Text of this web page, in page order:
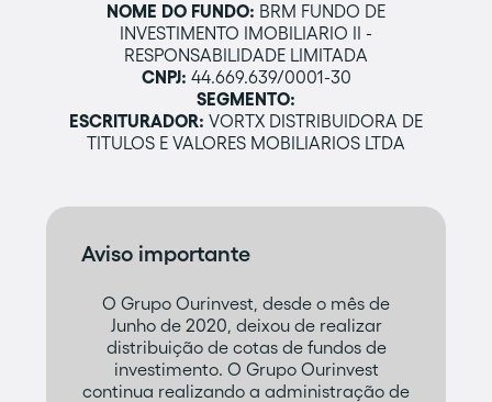
NOME DO FUNDO: BRM FUNDO DE
INVESTIMENTO IMOBILIARIO II -
RESPONSABILIDADE LIMITADA
CNPJ: 44.669.639/0001-30
SEGMENTO:
ESCRITURADOR: VORTX DISTRIBUIDORA DE
TITULOS E VALORES MOBILIARIOS LTDA
Aviso importante
O Grupo Ourinvest, desde o mês de
Junho de 2020, deixou de realizar
distribuição de cotas de fundos de
investimento. O Grupo Ourinvest
continua realizando a administração de